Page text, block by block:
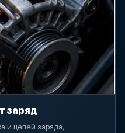
заряд
и цепей заряда,